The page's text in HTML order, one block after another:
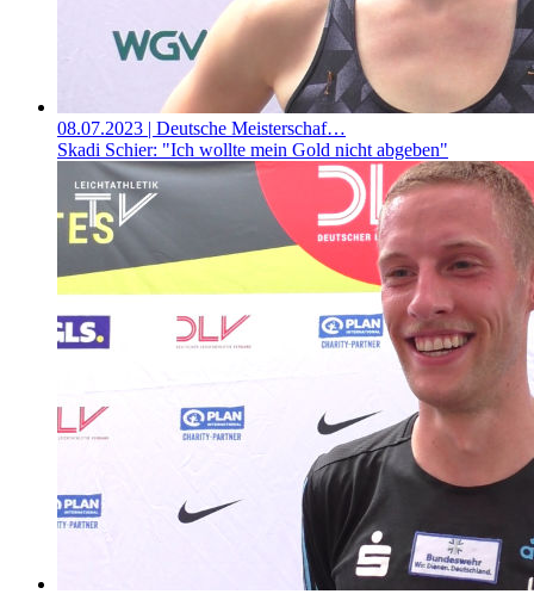
08.07.2023 | Deutsche Meisterschaf…
Skadi Schier: "Ich wollte mein Gold nicht abgeben"